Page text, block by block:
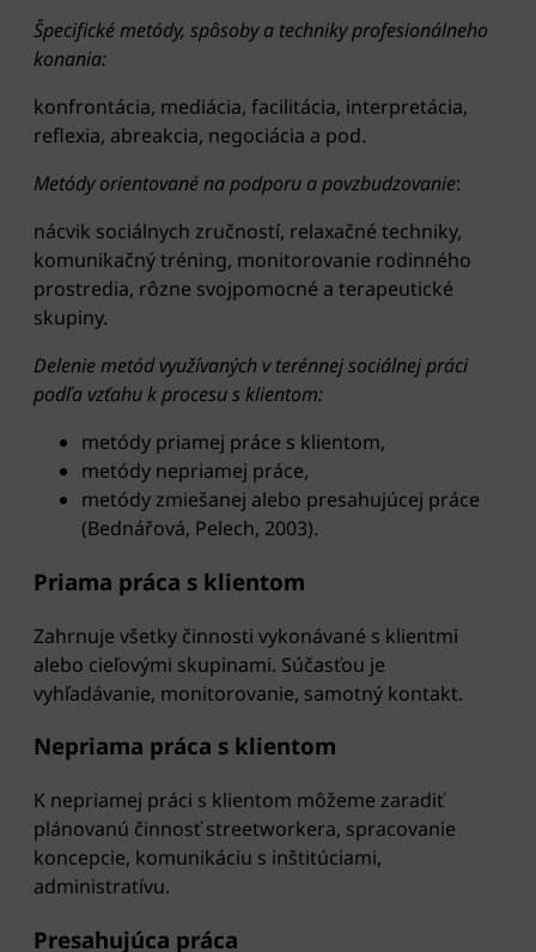
Špecifické metódy, spôsoby a techniky profesionálneho
konania:
konfrontácia, mediácia, facilitácia, interpretácia,
reflexia, abreakcia, negociácia a pod.
Metódy orientované na podporu a povzbudzovanie:
nácvik sociálnych zručností, relaxačné techniky,
komunikačný tréning, monitorovanie rodinného
prostredia, rôzne svojpomocné a terapeutické
skupiny.
Delenie metód využívaných v terénnej sociálnej práci
podľa vzťahu k procesu s klientom:
metódy priamej práce s klientom,
metódy nepriamej práce,
metódy zmiešanej alebo presahujúcej práce
(Bednářová, Pelech, 2003).
Priama práca s klientom
Zahrnuje všetky činnosti vykonávané s klientmi
alebo cieľovými skupinami. Súčasťou je
vyhľadávanie, monitorovanie, samotný kontakt.
Nepriama práca s klientom
K nepriamej práci s klientom môžeme zaradiť
plánovanú činnosť streetworkera, spracovanie
koncepcie, komunikáciu s inštitúciami,
administratívu.
Presahujúca práca